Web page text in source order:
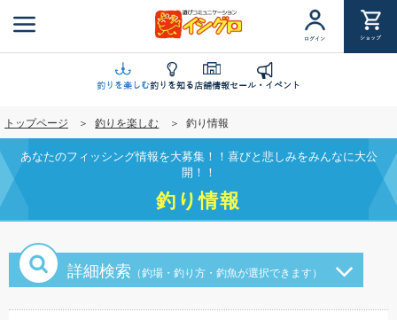
ン
に
移
動
ログイン ショップ
釣りを楽しむ釣りを知る店舗情報セール・イベント
トップページ 釣りを楽しむ 釣り情報
あなたのフィッシング情報を大募集！！喜びと悲しみをみんなに大公
開！！
釣り情報
詳細検索 （釣場・釣り方・釣魚が選択できます）